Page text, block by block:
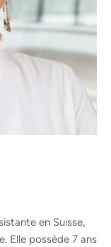
en Suisse,
Elle possède 7 ans